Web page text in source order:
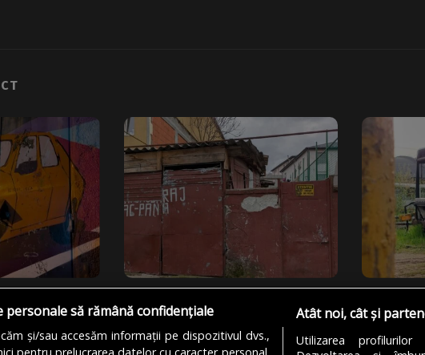
„Vulcanizare”
FOTO: Cosmin Pojoranu
„Service“
FOTO:
personale să rămână confidențiale
și/sau accesăm informații pe dispozitivul dvs.,
Atât noi, cât și
Utilizarea profilurilor